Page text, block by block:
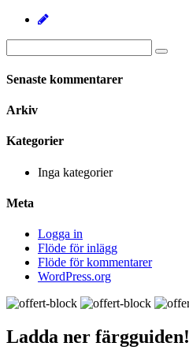
Senaste kommentarer
Arkiv
Kategorier
Inga kategorier
Meta
Logga in
Flöde för inlägg
Flöde för kommentarer
WordPress.org
Ladda ner färgguiden!